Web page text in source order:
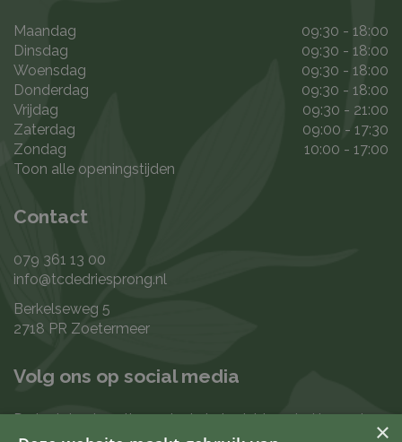
Maandag
09:30 - 18:00
Dinsdag
09:30 - 18:00
Woensdag
09:30 - 18:00
Donderdag
09:30 - 18:00
Vrijdag
09:30 - 21:00
Zaterdag
09:00 - 17:30
Zondag
10:00 - 17:00
Toon alle openingstijden
Contact
079 361 13 00
info@tcdedriesprong.nl
Berkelseweg 5
2718 PR Zoetermeer
Volg ons op social media
De laatste nieuwtjes en leukste berichten vind je op de ×